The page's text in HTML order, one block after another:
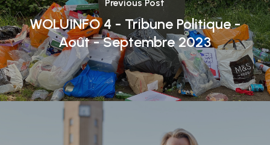
Previous Post
WOLUINFO 4 - Tribune Politique -
Août - Septembre 2023